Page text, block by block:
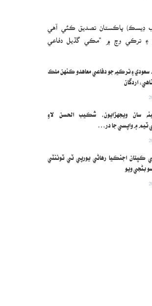
ڊيسڪ) پاڪستان تصديق ڪئي آهي
۽ ترڪي وچ ۾ ”مڪي گڏيل دفاعي
سعودي ۽ ترڪيه جو دفاعي معاهدو ڪنهن ملڪ
اردگان
سان ويجهڙايون، شڪيب الحسن لاءِ
ٽيم ۾ واپسي جا در…
ڪپتان اجنڪيا رهاڻي يورپي ٽي ٽوئنٽي
بڻجي ويو